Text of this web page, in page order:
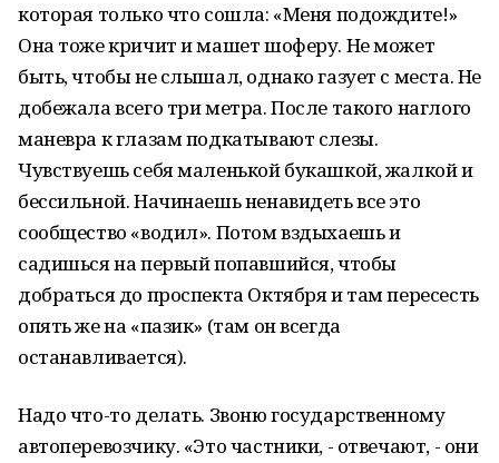
которая только что сошла: «Меня подождите!»
Она тоже кричит и машет шоферу. Не может
быть, чтобы не слышал, однако газует с места. Не
добежала всего три метра. После такого наглого
маневра к глазам подкатывают слезы.
Чувствуешь себя маленькой букашкой, жалкой и
бессильной. Начинаешь ненавидеть все это
сообщество «водил». Потом вздыхаешь и
садишься на первый попавшийся, чтобы
добраться до проспекта Октября и там пересесть
опять же на «пазик» (там он всегда
останавливается).
Надо что-то делать. Звоню государственному
автоперевозчику. «Это частники, - отвечают, - они